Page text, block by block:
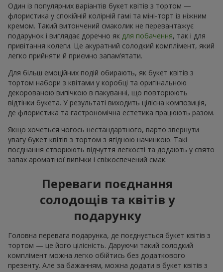
Один із популярних варіантів букет квітів з тортом —
флористика у спокійній колірній гамі та міні-торт із ніжним
кремом. Такий витончений смаколик не перевантажує
подарунок і виглядає доречно як для побачення, так і для
привітання колеги. Це акуратний солодкий комплімент, який
легко прийняти й приємно запам’ятати.
Для більш емоційних подій обирають, як букет квітів з
тортом набори з квітами у коробці та оригінальною
декорованою випічкою в пакуванні, що повторюють
відтінки букета. У результаті виходить цілісна композиція,
де флористика та гастрономічна естетика працюють разом.
Якщо хочеться чогось нестандартного, варто звернути
увагу букет квітів з тортом з ягідною начинкою. Такі
поєднання створюють відчуття легкості та додають у свято
запах ароматної випічки і свіжоспечений смак.
Переваги поєднання
солодощів та квітів у
подарунку
Головна перевага подарунка, де поєднується букет квітів з
тортом — це його цілісність. Даруючи такий солодкий
комплімент можна легко обійтись без додаткового
презенту. Але за бажанням, можна додати в букет квітів з